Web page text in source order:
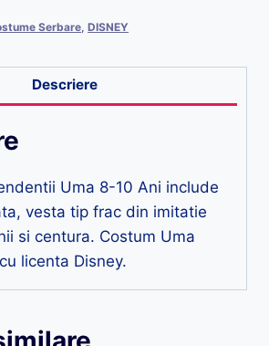
Serbare DISNEY
Descriere
Uma 8-10 Ani include
vesta tip frac din imitatie
si centura. Costum Uma
licenta Disney.